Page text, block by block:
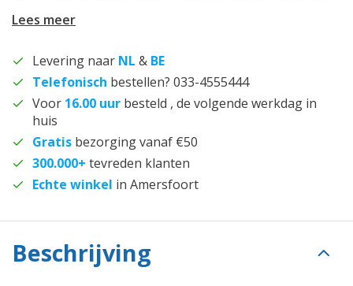
Lees meer
Levering naar NL & BE
Telefonisch bestellen? 033-4555444
Voor 16.00 uur besteld , de volgende werkdag in
huis
Gratis bezorging vanaf €50
300.000+ tevreden klanten
Echte winkel in Amersfoort
Beschrijving